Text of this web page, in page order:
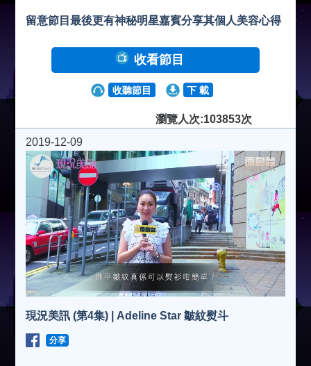
留意節目最後更有神秘明星嘉賓分享其個人美容心得
收看節目
收聽節目 下 載
瀏覽人次:103853次
2019-12-09
現況美訊 (第4集) | Adeline Star 皺紋熨斗
分享